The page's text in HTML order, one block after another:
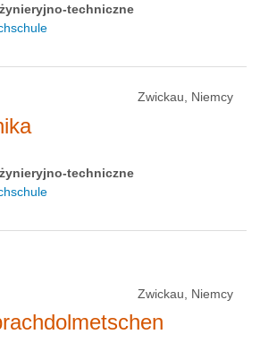
techniczne
Zwickau, Niemcy
techniczne
Zwickau, Niemcy